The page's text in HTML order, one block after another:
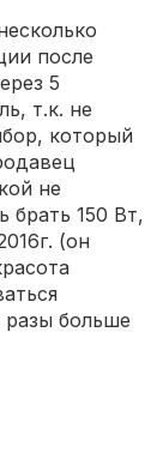
после
5
т.к. не
который
не
брать 150 Вт,
(он
больше